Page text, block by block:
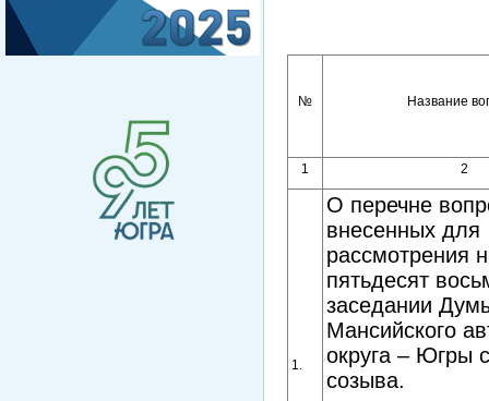
№ Название
1 2
1.
О перечне
внесенных для
рассмотрения
пятьдесят
заседании
Мансийского
округа – Югры
созыва.